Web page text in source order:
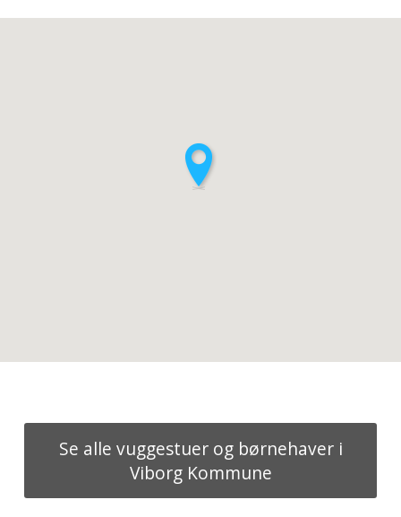
Se alle vuggestuer og børnehaver i
Viborg Kommune